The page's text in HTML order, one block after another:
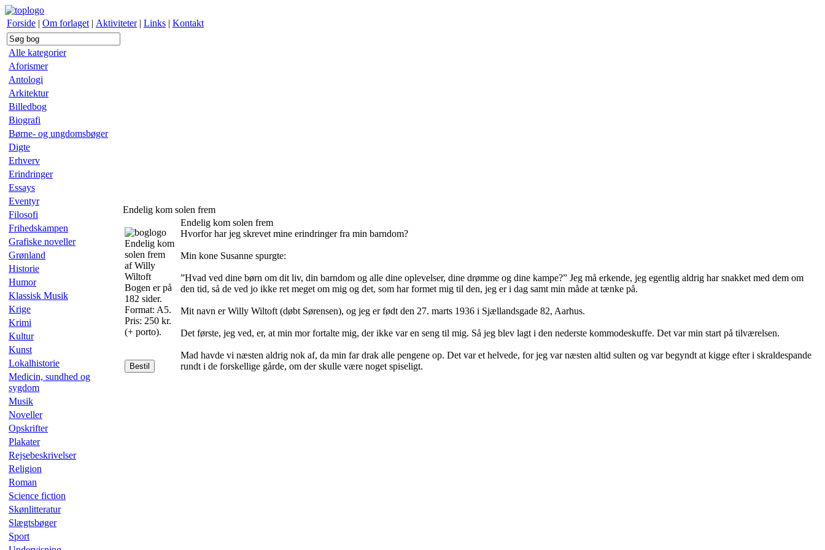
Forside | Om forlaget | Aktiviteter | Links | Kontakt
Alle kategorier
Aforismer
Antologi
Arkitektur
Billedbog
Biografi
Børne- og ungdomsbøger
Digte
Erhverv
Erindringer
Essays
Eventyr
Filosofi
Frihedskampen
Grafiske noveller
Grønland
Historie
Humor
Klassisk Musik
Krige
Krimi
Kultur
Kunst
Lokalhistorie
Medicin, sundhed og
sygdom
Musik
Noveller
Opskrifter
Plakater
Rejsebeskrivelser
Religion
Roman
Science fiction
Skønlitteratur
Slægtsbøger
Sport
Endelig kom solen frem
Endelig kom
solen frem
af Willy
Wiltoft
Bogen er på
182 sider.
Format: A5.
Pris: 250 kr.
(+ porto).
Bestil
Endelig kom solen frem
Hvorfor har jeg skrevet mine erindringer fra min barndom?
Min kone Susanne spurgte:
”Hvad ved dine børn om dit liv, din barndom og alle dine oplevelser, dine drømme og dine kampe?” Jeg må erkende, jeg egentlig aldrig har snakket med dem om
den tid, så de ved jo ikke ret meget om mig og det, som har formet mig til den, jeg er i dag samt min måde at tænke på.
Mit navn er Willy Wiltoft (døbt Sørensen), og jeg er født den 27. marts 1936 i Sjællandsgade 82, Aarhus.
Det første, jeg ved, er, at min mor fortalte mig, der ikke var en seng til mig. Så jeg blev lagt i den nederste kommodeskuffe. Det var min start på tilværelsen.
Mad havde vi næsten aldrig nok af, da min far drak alle pengene op. Det var et helvede, for jeg var næsten altid sulten og var begyndt at kigge efter i skraldespande
rundt i de forskellige gårde, om der skulle være noget spiseligt.